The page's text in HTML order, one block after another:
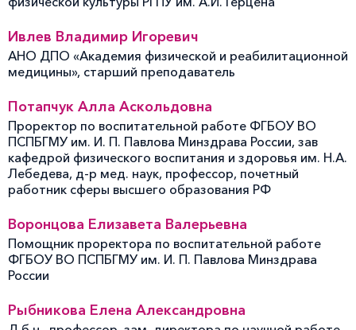
Ивлев Владимир Игоревич
АНО ДПО «Академия физической и реабилитационной
медицины», старший преподаватель
Потапчук Алла Аскольдовна
Проректор по воспитательной работе ФГБОУ ВО
ПСПБГМУ им. И. П. Павлова Минздрава России, зав
кафедрой физического воспитания и здоровья им. Н.А.
Лебедева, д-р мед. наук, профессор, почетный
работник сферы высшего образования РФ
Воронцова Елизавета Валерьевна
Помощник проректора по воспитательной работе
ФГБОУ ВО ПСПБГМУ им. И. П. Павлова Минздрава
России
Рыбникова Елена Александровна